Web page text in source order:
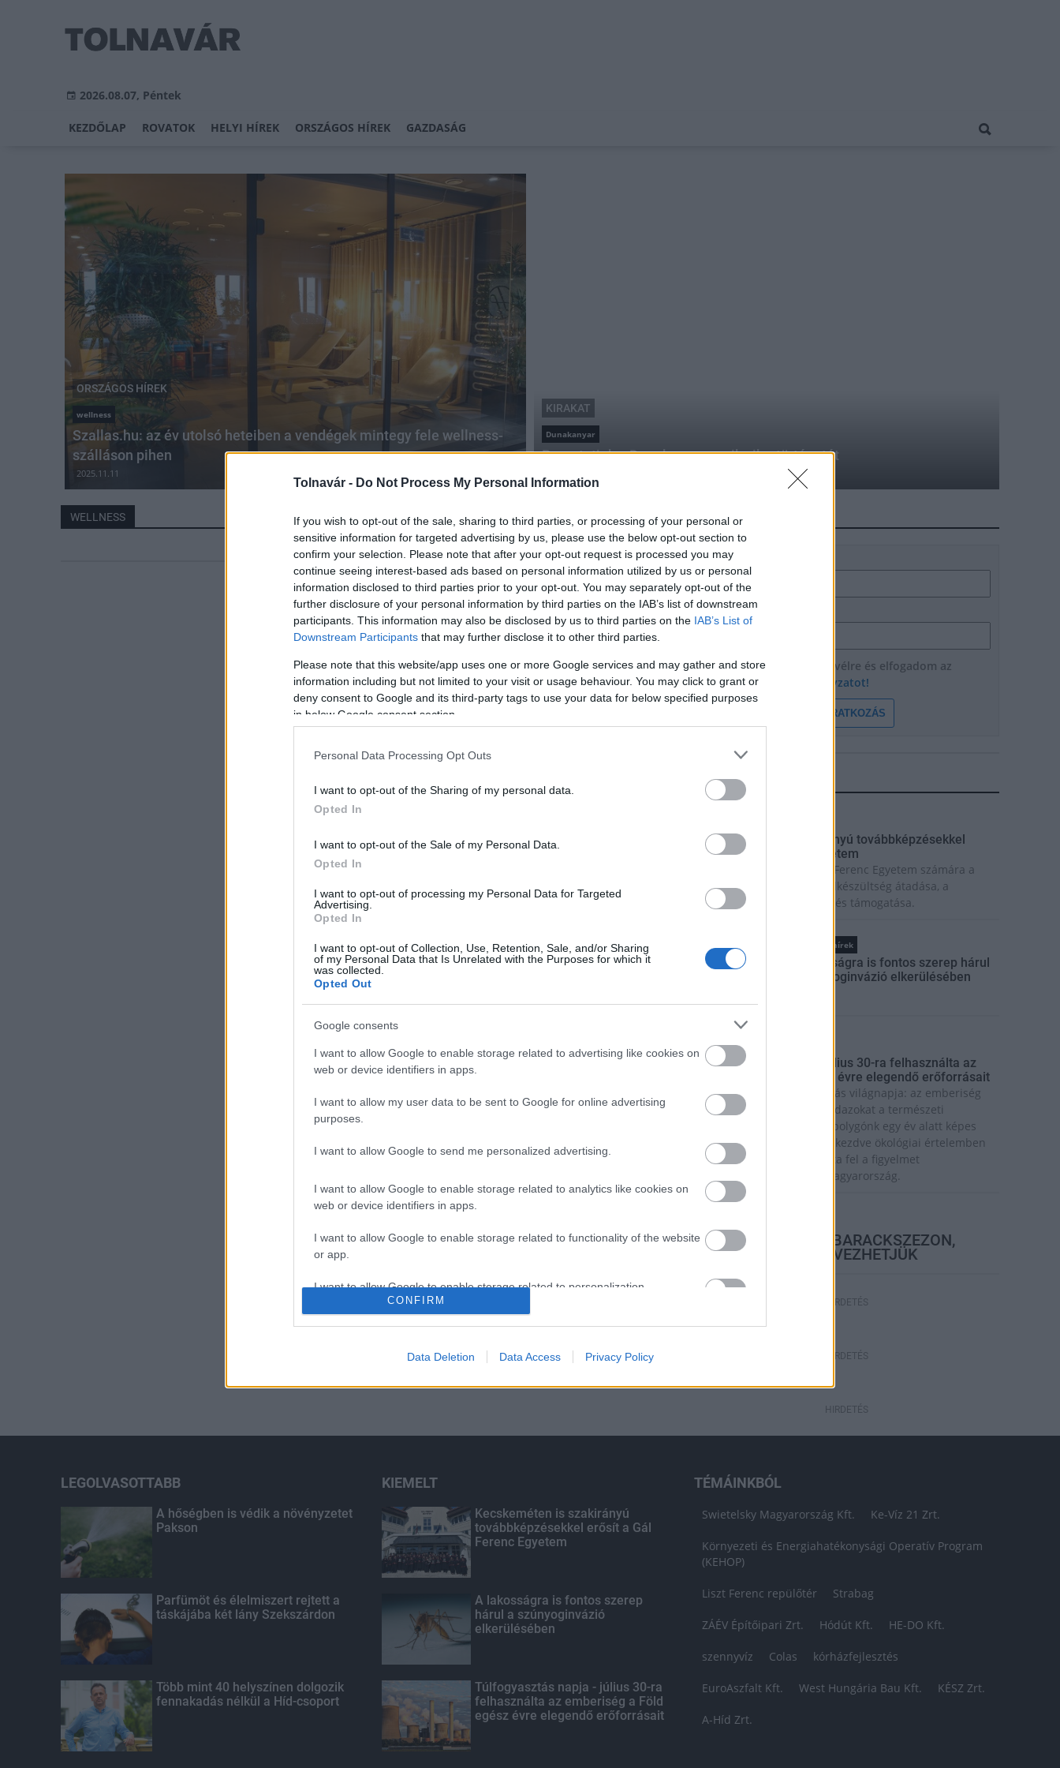
Tolnavár - Do Not Process My Personal Information
If you wish to opt-out of the sale, sharing to third parties, or processing of your personal or
sensitive information for targeted advertising by us, please use the below opt-out section to
confirm your selection. Please note that after your opt-out request is processed you may
continue seeing interest-based ads based on personal information utilized by us or personal
information disclosed to third parties prior to your opt-out. You may separately opt-out of the
further disclosure of your personal information by third parties on the IAB’s list of downstream
participants. This information may also be disclosed by us to third parties on the IAB’s List of
Downstream Participants that may further disclose it to other third parties.
Please note that this website/app uses one or more Google services and may gather and store
information including but not limited to your visit or usage behaviour. You may click to grant or
deny consent to Google and its third-party tags to use your data for below specified purposes
in below Google consent section.
Personal Data Processing Opt Outs
I want to opt-out of the Sharing of my personal data.
Opted In
I want to opt-out of the Sale of my Personal Data.
Opted In
I want to opt-out of processing my Personal Data for Targeted
Advertising.
Opted In
I want to opt-out of Collection, Use, Retention, Sale, and/or Sharing
of my Personal Data that Is Unrelated with the Purposes for which it
was collected.
Opted Out
Google consents
I want to allow Google to enable storage related to advertising like cookies on
web or device identifiers in apps.
I want to allow my user data to be sent to Google for online advertising
purposes.
I want to allow Google to send me personalized advertising.
I want to allow Google to enable storage related to analytics like cookies on
web or device identifiers in apps.
I want to allow Google to enable storage related to functionality of the website
or app.
I want to allow Google to enable storage related to personalization.
I want to allow Google to enable storage related to security, including
CONFIRM
Data Deletion Data Access Privacy Policy
2026.08.07, Péntek
KEZDŐLAP ROVATOK HELYI HÍREK ORSZÁGOS HÍREK GAZDASÁG
ORSZÁGOS HÍREK
wellness
Szallas.hu: az év utolsó heteiben a vendégek mintegy fele wellness-
szálláson pihen
2025.11.11
KIRAKAT
Dunakanyar
Bemutatjuk a Dunakanyar egyik sikertörténetét
WELLNESS HÍRLEVÉL
Név
E-mail cím
Feliratkozom a hírlevélre és elfogadom az
adatvédelmi szabályzatot!
FELIRATKOZÁS
LEGFRISSEBB
Kecskeméten is szakirányú továbbképzésekkel
erősít a Gál Ferenc Egyetem
Kiemelt fontosságú a Gál Ferenc Egyetem számára a
jövőbe mutató szakmai felkészültség átadása, a
folyamatos szakmai fejlődés támogatása.
Országos hírek
A lakosságra is fontos szerep hárul
a szúnyoginvázió elkerülésében
Túlfogyasztás napja - július 30-ra felhasználta az
emberiség a Föld egész évre elegendő erőforrásait
Ma van idén a túlfogyasztás világnapja: az emberiség
eddigre használta fel mindazokat a természeti
erőforrásokat, amelyeket bolygónk egy év alatt képes
megújítani. Ettől a naptól kezdve ökológiai értelemben
már „hitelből élünk” – hívta fel a figyelmet
közleményében a WWF Magyarország.
BEINDULT AZ ŐSZIBARACKSZEZON,
SZEPTEMBERIG ÉLVEZHETJÜK
HIRDETÉS
HIRDETÉS
HIRDETÉS
LEGOLVASOTTABB
A hőségben is védik a növényzetet
Pakson
Parfümöt és élelmiszert rejtett a
táskájába két lány Szekszárdon
Több mint 40 helyszínen dolgozik
fennakadás nélkül a Híd-csoport
KIEMELT
Kecskeméten is szakirányú
továbbképzésekkel erősít a Gál
Ferenc Egyetem
A lakosságra is fontos szerep
hárul a szúnyoginvázió
elkerülésében
Túlfogyasztás napja - július 30-ra
felhasználta az emberiség a Föld
egész évre elegendő erőforrásait
TÉMÁINKBÓL
Swietelsky Magyarország Kft. Ke-Víz 21 Zrt.
Környezeti és Energiahatékonysági Operatív Program
(KEHOP)
Liszt Ferenc repülőtér Strabag
ZÁÉV Építőipari Zrt. Hódút Kft. HE-DO Kft.
szennyvíz Colas kórházfejlesztés
EuroAszfalt Kft. West Hungária Bau Kft. KÉSZ Zrt.
A-Híd Zrt.